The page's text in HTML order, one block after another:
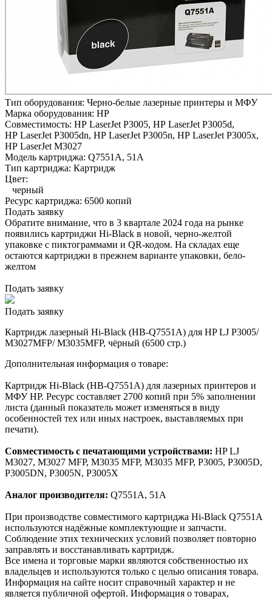
Тип оборудования: Черно-белые лазерные принтеры и МФУ
Марка оборудования: HP
Совместимость: HP LaserJet P3005, HP LaserJet P3005d,
HP LaserJet P3005dn, HP LaserJet P3005n, HP LaserJet P3005x,
HP LaserJet M3027
Модель картриджа: Q7551A, 51A
Тип картриджа: Картридж
Цвет:
черный
Ресурс картриджа: 6500 копий
Подать заявку
Обратите внимание, что в 3 квартале 2024 года на рынке
появились картриджи Hi-Black в новой, черно-желтой
упаковке с пиктограммами и QR-кодом. На складах еще
остаются картриджи в прежнем варианте упаковки, бело-
желтом
Подать заявку
Подать заявку
Картридж лазерный Hi-Black (HB-Q7551A) для HP LJ P3005/
M3027MFP/ M3035MFP, чёрный (6500 стр.)
Дополнительная информация о товаре:
Картридж Hi-Black (HB-Q7551A) для лазерных принтеров и
МФУ HP. Ресурс составляет 2700 копий при 5% заполнении
листа (данный показатель может изменяться в виду
особенностей тех или иных настроек, выставляемых при
печати).
Совместимость с печатающими устройствами: HP LJ
M3027, M3027 MFP, M3035 MFP, M3035 MFP, P3005, P3005D,
P3005DN, P3005N, P3005X
Аналог производителя: Q7551A, 51A
При производстве совместимого картриджа Hi-Black Q7551A
используются надёжные комплектующие и запчасти.
Соблюдение этих технических условий позволяет повторно
заправлять и восстанавливать картридж.
Все имена и торговые марки являются собственностью их
владельцев и используются только с целью описания товара.
Информация на сайте носит справочный характер и не
является публичной офертой. Информация о товарах,